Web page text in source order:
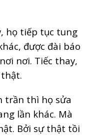
họ tiếp tục tung
được đài báo
nơi. Tiếc thay,
trần thì họ sửa
lần khác. Mà
Bởi sự thật tồi